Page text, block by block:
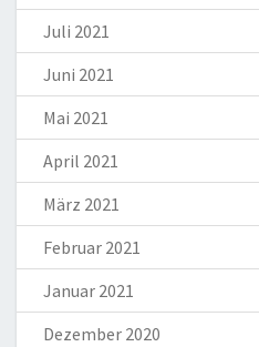
Juli 2021
Juni 2021
Mai 2021
April 2021
März 2021
Februar 2021
Januar 2021
Dezember 2020